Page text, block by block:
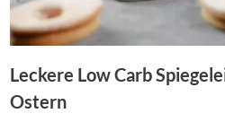
Leckere Low Carb
Ostern